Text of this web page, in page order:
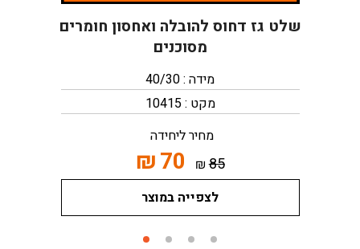
שלט גז דחוס להובלה ואחסון חומרים
מסוכנים
מידה : 40/30
מקט : 10415
מחיר ליחידה
85
₪
70
₪
לצפייה במוצר